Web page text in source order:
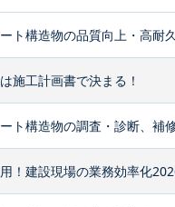
ト構造物の品質向上・高耐
施工計画書で決まる！
ト構造物の調査・診断、補
！建設現場の業務効率化